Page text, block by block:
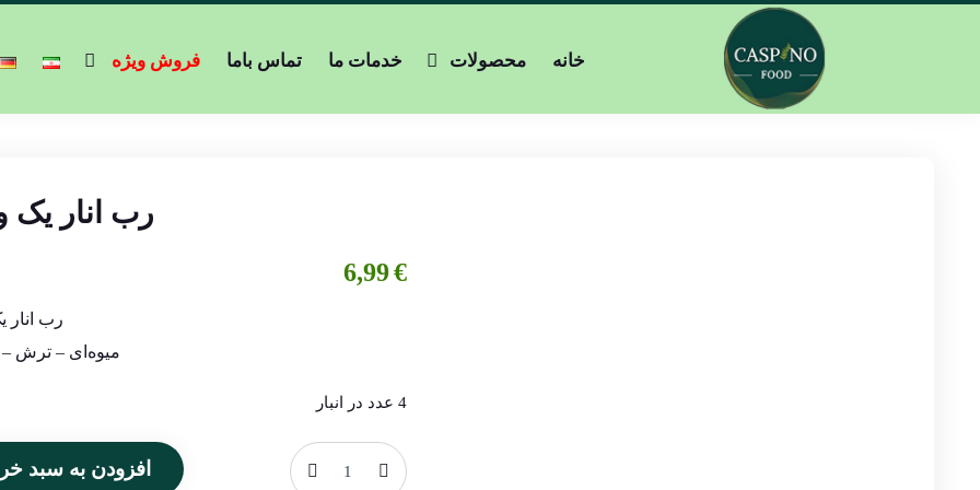
خانه محصولات خدمات ما تماس باما فروش ویژه
رب انار یک
€
6,99
رب انار
میوه‌ای – ترش
4 عدد در انبار
افزودن به سبد